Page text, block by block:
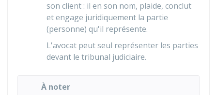
son client : il en son nom, plaide, conclut
et engage juridiquement la partie
(personne) qu'il représente.
L'avocat peut seul représenter les parties
devant le tribunal judiciaire.
À noter